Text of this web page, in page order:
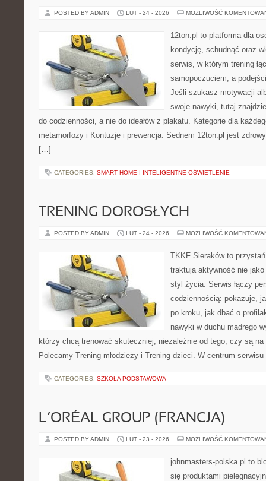
POSTED BY ADMIN LUT - 24 - 2026 MOŻLIWOŚĆ
12ton.pl to platforma dla
kondycję, schudnąć oraz
serwis, w którym trening
samopoczuciem, a
Jeśli szukasz motywacji
swoje nawyki, tutaj
do codzienności, a nie do ideałów z plakatu. Kategorie dla
metamorfozy i Kontuzje i prewencja. Sednem 12ton.pl jest
[…]
CATEGORIES: SMART HOME I INTELIGENTNE OŚWIETLENIE
TRENING DOROSŁYCH
POSTED BY ADMIN LUT - 24 - 2026 MOŻLIWOŚĆ
TKKF Sieraków to
traktują aktywność nie
styl życia. Serwis łączy
codziennością: pokazuje,
po kroku, jak dbać o
nawyki w duchu mądrego
którzy chcą trenować skuteczniej, niezależnie od tego, czy są na
Polecamy Trening młodzieży i Trening dzieci. W centrum
CATEGORIES: SZKOŁA PODSTAWOWA
L’ORÉAL GROUP (FRANCJA)
POSTED BY ADMIN LUT - 23 - 2026 MOŻLIWOŚĆ
johnmasters-polska.pl to
się produktami